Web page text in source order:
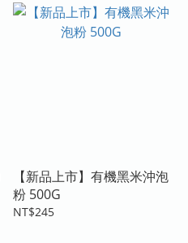
【新品上市】有機黑米沖泡
粉 500G
NT$245